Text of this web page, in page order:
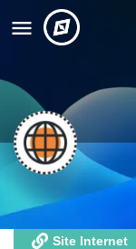
Réseaulution
Site Internet